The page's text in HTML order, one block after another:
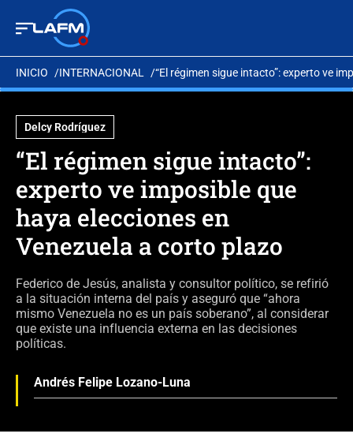
INICIO INTERNACIONAL “El régimen sigue intacto”: experto ve
Delcy Rodríguez
“El régimen sigue intacto”:
experto ve imposible que
haya elecciones en
Venezuela a corto plazo
Federico de Jesús, analista y consultor político, se refirió
a la situación interna del país y aseguró que “ahora
mismo Venezuela no es un país soberano”, al considerar
que existe una influencia externa en las decisiones
políticas.
Andrés Felipe Lozano-Luna